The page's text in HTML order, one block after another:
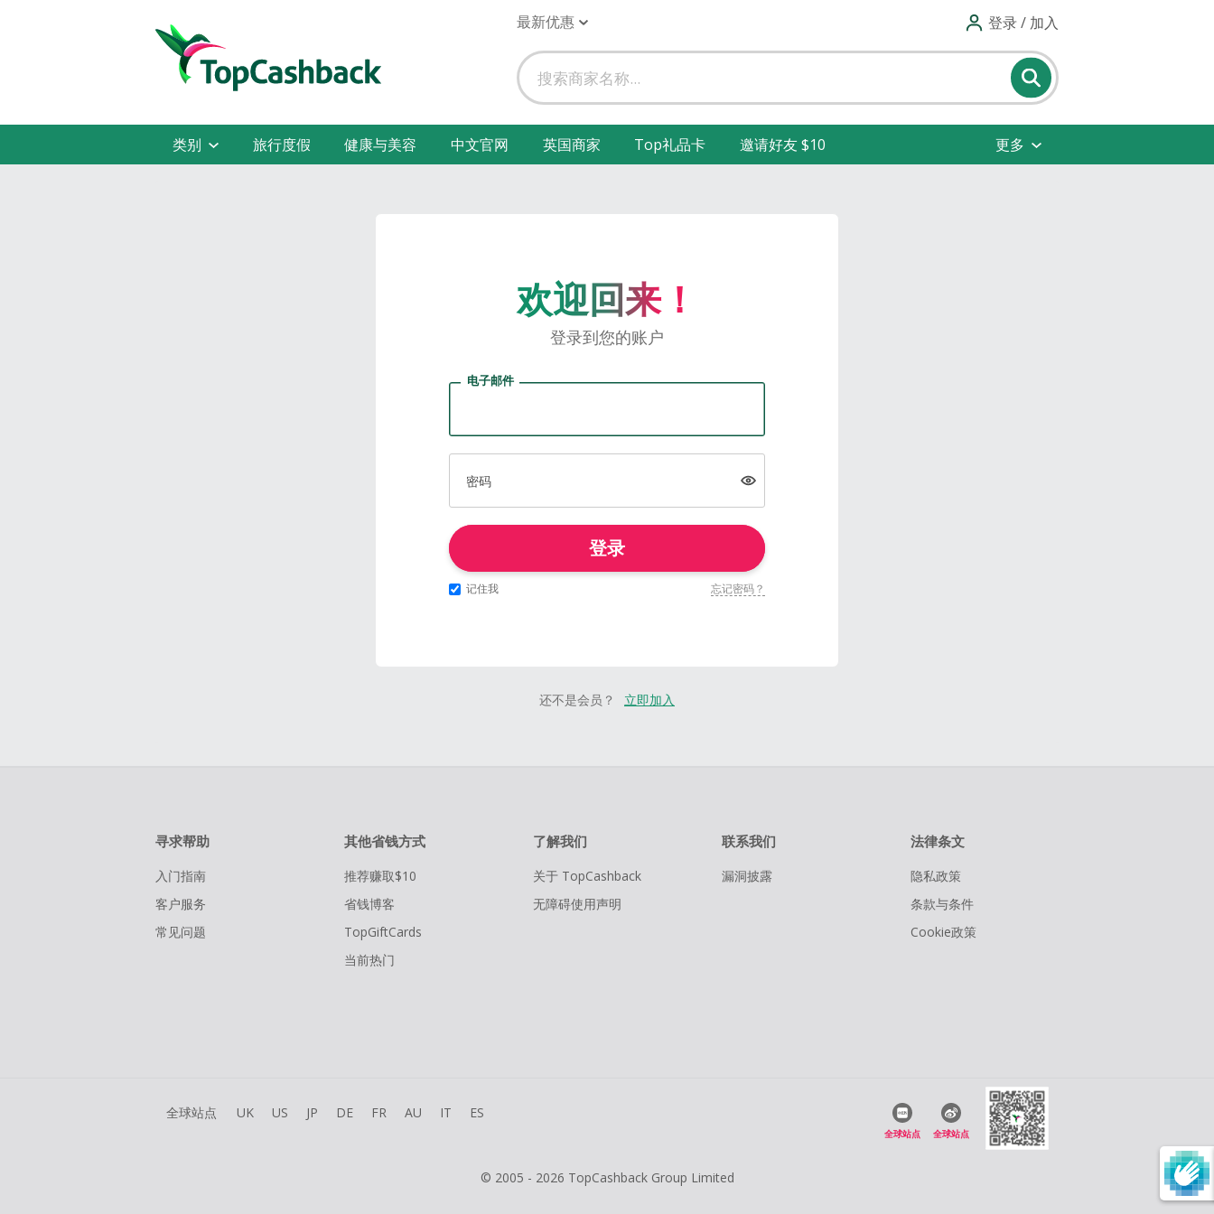
最新优惠 登录 / 加入
类别 旅行度假 健康与美容 中文官网 英国商家 Top礼品卡 邀请好友 $10 更多
欢迎回来！
登录到您的账户
电子邮件
密码
登录
记住我 忘记密码？
还不是会员？ 立即加入
寻求帮助
入门指南
客户服务
常见问题
其他省钱方式
推荐赚取$10
省钱博客
TopGiftCards
当前热门
了解我们
关于 TopCashback
无障碍使用声明
联系我们
漏洞披露
法律条文
隐私政策
条款与条件
Cookie政策
全球站点 UK US JP DE FR AU IT ES
全球站点 全球站点
© 2005 - 2026 TopCashback Group Limited